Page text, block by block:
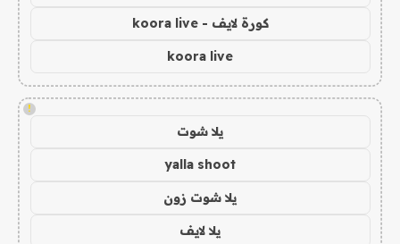
كورة لايف - koora live
koora live
!
يلا شوت
yalla shoot
يلا شوت زون
يلا لايف